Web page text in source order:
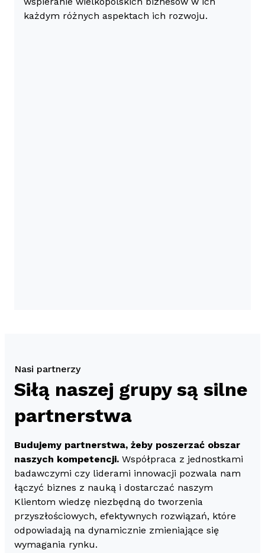
każdym różnych aspektach ich rozwoju.
Nasi partnerzy
Siłą naszej grupy są silne
partnerstwa
Budujemy partnerstwa, żeby poszerzać obszar
naszych kompetencji. Współpraca z jednostkami
badawczymi czy liderami innowacji pozwala nam
łączyć biznes z nauką i dostarczać naszym
Klientom wiedzę niezbędną do tworzenia
przyszłościowych, efektywnych rozwiązań, które
odpowiadają na dynamicznie zmieniające się
wymagania rynku.